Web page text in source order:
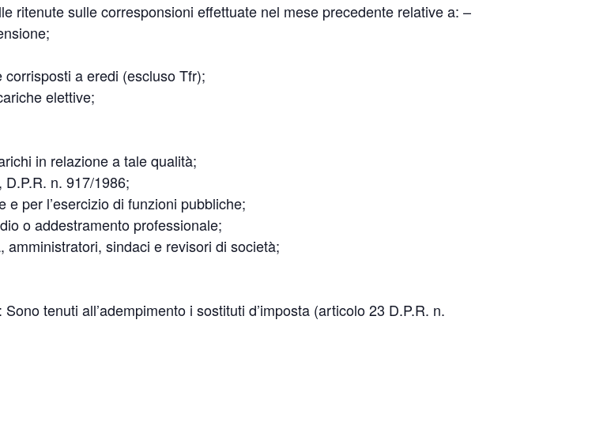
ritenute sulle corresponsioni effettuate nel mese precedente relative a: –
a eredi (escluso Tfr);
elettive;
in relazione a tale qualità;
n. 917/1986;
per l’esercizio di funzioni pubbliche;
o addestramento professionale;
sindaci e revisori di società;
tenuti all’adempimento i sostituti d’imposta (articolo 23 D.P.R. n.